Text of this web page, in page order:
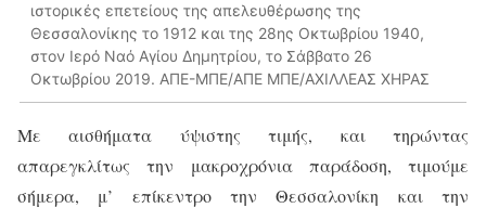
ιστορικές επετείους της απελευθέρωσης της
Θεσσαλονίκης το 1912 και της 28ης Οκτωβρίου 1940,
στον Ιερό Ναό Αγίου Δημητρίου, το Σάββατο 26
Οκτωβρίου 2019. ΑΠΕ-ΜΠΕ/ΑΠΕ ΜΠΕ/ΑΧΙΛΛΕΑΣ ΧΗΡΑΣ
Με αισθήματα ύψιστης τιμής, και τηρώντας
απαρεγκλίτως την μακροχρόνια παράδοση, τιμούμε
σήμερα, μ’ επίκεντρο την Θεσσαλονίκη και την